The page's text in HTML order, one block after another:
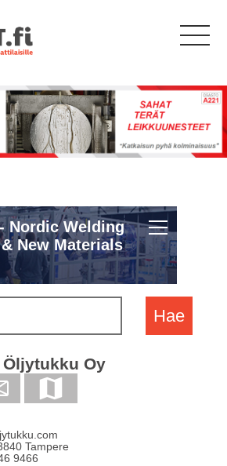
Nordic Welding
New Materials
Hae
Öljytukku Oy
Tampere
9466